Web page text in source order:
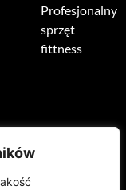
Profesjonalny
sprzęt
fittness